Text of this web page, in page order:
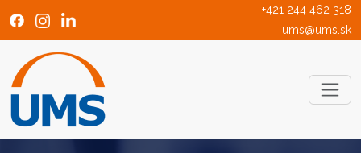
+421 244 462 318
ums@ums.sk